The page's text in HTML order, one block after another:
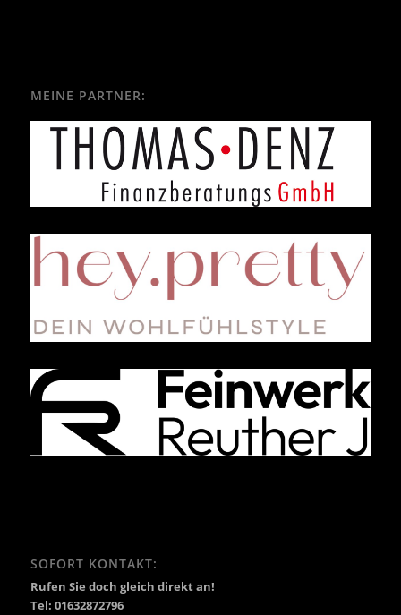
MEINE PARTNER:
SOFORT KONTAKT:
Rufen Sie doch gleich direkt an!
Tel: 01632872796